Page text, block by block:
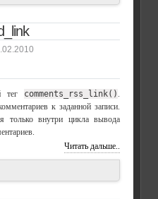
тег comments_rss_link() .
к заданной записи.
только внутри цикла вывода
Читать дальше..